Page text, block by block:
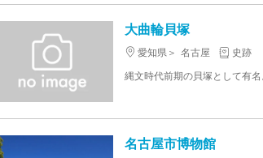
大曲輪貝塚
愛知県 名古屋
史跡
名古屋市博物館